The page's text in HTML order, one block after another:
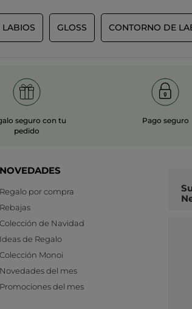
LABIOS GLOSS CONTORNO DE
seguro con tu
pedido
Pago seguro
NOVEDADES
Regalo por compra
Rebajas
Colección de Navidad
Ideas de Regalo
Colección Monoi
Novedades del mes
Promociones del mes